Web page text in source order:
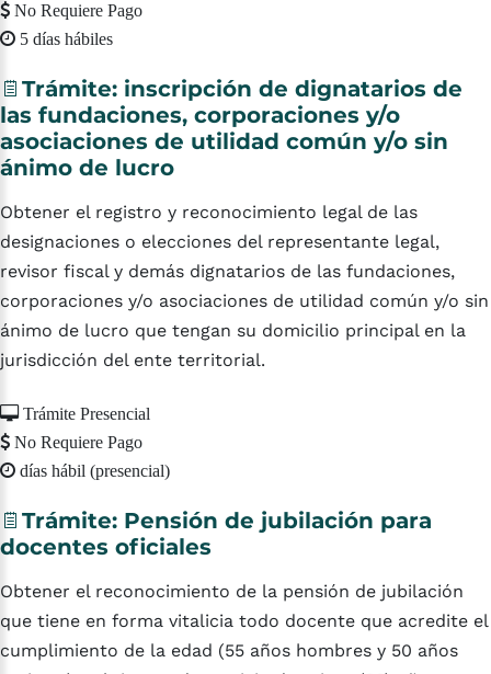
No Requiere Pago
5 días hábiles
Trámite: inscripción de dignatarios de
las fundaciones, corporaciones y/o
asociaciones de utilidad común y/o sin
ánimo de lucro
Obtener el registro y reconocimiento legal de las
designaciones o elecciones del representante legal,
revisor fiscal y demás dignatarios de las fundaciones,
corporaciones y/o asociaciones de utilidad común y/o sin
ánimo de lucro que tengan su domicilio principal en la
jurisdicción del ente territorial.
Trámite Presencial
No Requiere Pago
días hábil (presencial)
Trámite: Pensión de jubilación para
docentes oficiales
Obtener el reconocimiento de la pensión de jubilación
que tiene en forma vitalicia todo docente que acredite el
cumplimiento de la edad (55 años hombres y 50 años